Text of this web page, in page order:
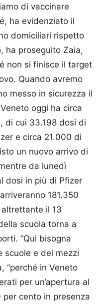
di vaccinare
ha evidenziato il
domiciliari rispetto
ha proseguito Zaia,
non si finisce il target
Quando avremo
messo in si­curezza il
oggi ha circa
di cui 33.198 dosi di
e circa 21.000 di
un nuovo arrivo di
da lunedì
dosi in più di Pfizer
181.350
il 13
scuola torna a
“Qui bisogna
scuole e dei mezzi
“perché in Veneto
per un’apertura al
cento in presenza